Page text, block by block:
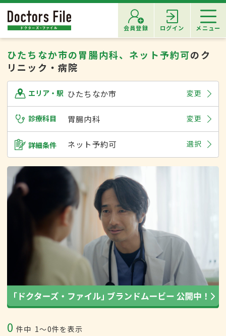
会員登録 ログイン メニュー
ひたちなか市の胃腸内科、ネット予約可のク
リニック・病院
エリア・駅 ひたちなか市 変更
診療科目 胃腸内科 変更
詳細条件 ネット予約可 選択
0 件中 1〜0件を表示